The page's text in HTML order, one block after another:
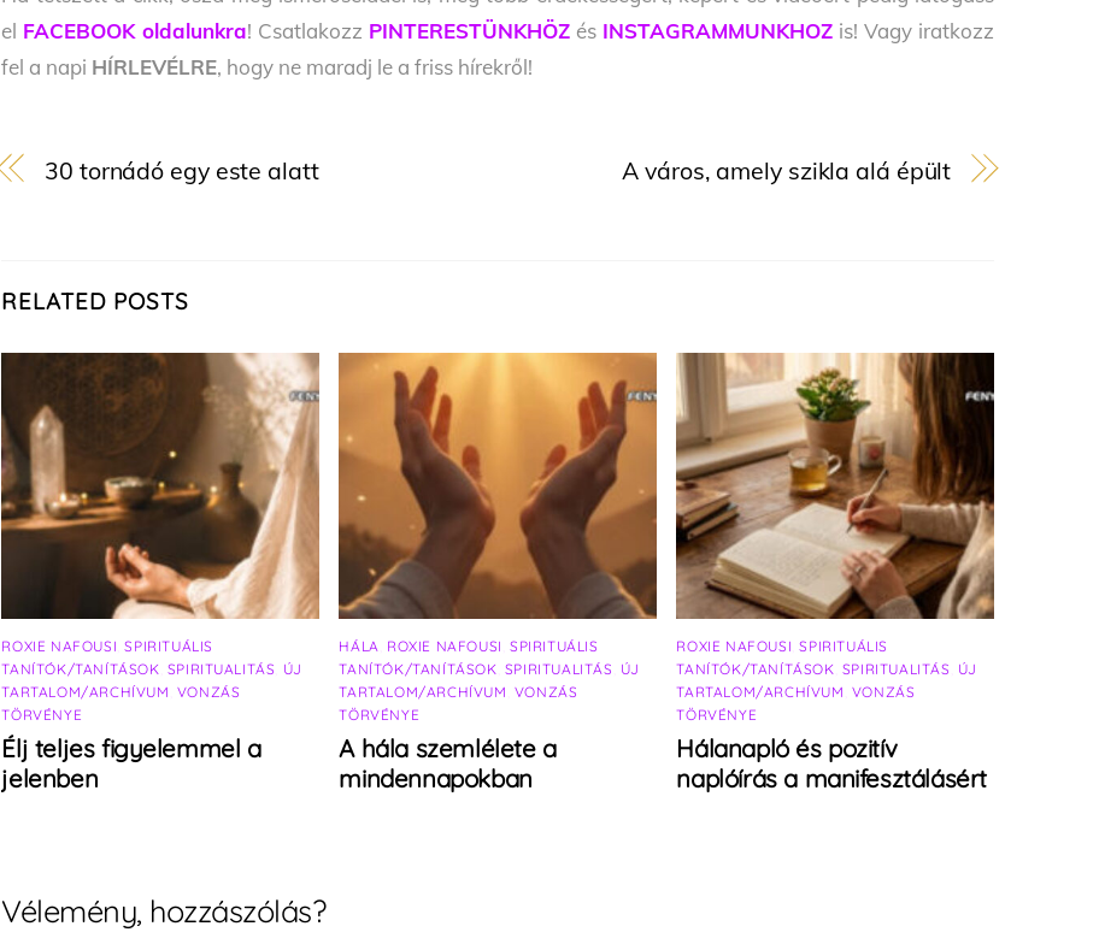
el FACEBOOK oldalunkra! Csatlakozz PINTERESTÜNKHÖZ és INSTAGRAMMUNKHOZ is! Vagy iratkozz
fel a napi HÍRLEVÉLRE, hogy ne maradj le a friss hírekről!
30 tornádó egy este alatt A város, amely szikla alá épült
RELATED POSTS
ROXIE NAFOUSI ,SPIRITUÁLIS
TANÍTÓK/TANÍTÁSOK SPIRITUALITÁS ÚJ
TARTALOM/ARCHÍVUM VONZÁS
TÖRVÉNYE
Élj teljes figyelemmel a
jelenben
HÁLA ROXIE NAFOUSI SPIRITUÁLIS
TANÍTÓK/TANÍTÁSOK SPIRITUALITÁS ÚJ
TARTALOM/ARCHÍVUM VONZÁS
TÖRVÉNYE
A hála szemlélete a
mindennapokban
ROXIE NAFOUSI ,SPIRITUÁLIS
TANÍTÓK/TANÍTÁSOK SPIRITUALITÁS ÚJ
TARTALOM/ARCHÍVUM VONZÁS
TÖRVÉNYE
Hálanapló és pozitív
naplóírás a manifesztálásért
Vélemény, hozzászólás?